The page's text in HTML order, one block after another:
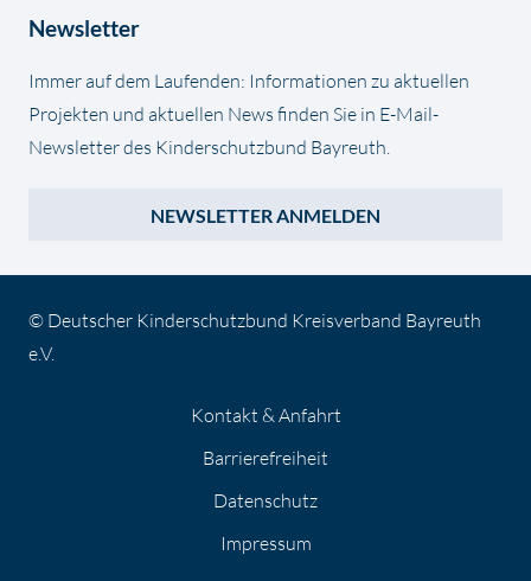
Newsletter
Immer auf dem Laufenden: Informationen zu aktuellen
Projekten und aktuellen News finden Sie in E-Mail-
Newsletter des Kinderschutzbund Bayreuth.
NEWSLETTER ANMELDEN
© Deutscher Kinderschutzbund Kreisverband Bayreuth
e.V.
Kontakt & Anfahrt
Barrierefreiheit
Datenschutz
Impressum